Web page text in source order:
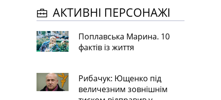
АКТИВНІ ПЕРСОНАЖІ
Поплавська Марина. 10
фактів із життя
Рибачук: Ющенко під
величезним зовнішнім